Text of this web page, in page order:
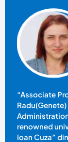
“Associate
renowned
Ioan Cuza”